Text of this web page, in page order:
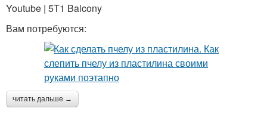
Youtube | 5T1 Balcony
Вам потребуются:
читать дальше →